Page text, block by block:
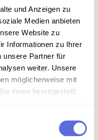
und Anzeigen zu
Medien anbieten
Website zu
Informationen zu Ihrer
unsere Partner für
weiter. Unsere
möglicherweise mit
ihnen bereitgestellt
dem Ausbau der
ein Operntheater
Opern und
durch einen
eröffnete für
durch die
ausländischer
von der